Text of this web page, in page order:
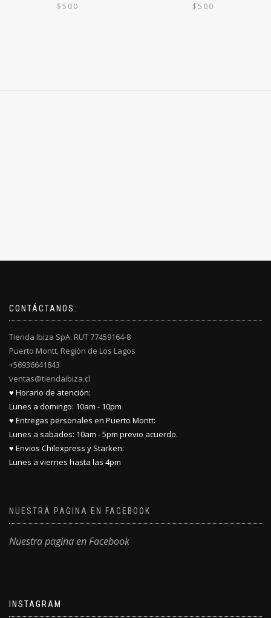
$500 $500
CONTÁCTANOS:
Tienda Ibiza SpA. RUT 77459164-8
Puerto Montt, Región de Los Lagos
+56936641843
ventas@tiendaibiza.cl
♥ Horario de atención:
Lunes a domingo: 10am - 10pm
♥ Entregas personales en Puerto Montt:
Lunes a sabados: 10am - 5pm previo acuerdo.
♥ Envios Chilexpress y Starken:
Lunes a viernes hasta las 4pm
NUESTRA PAGINA EN FACEBOOK
Nuestra pagina en Facebook
INSTAGRAM